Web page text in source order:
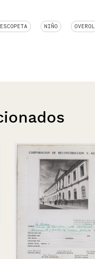
ESCOPETA NIÑO OVEROL